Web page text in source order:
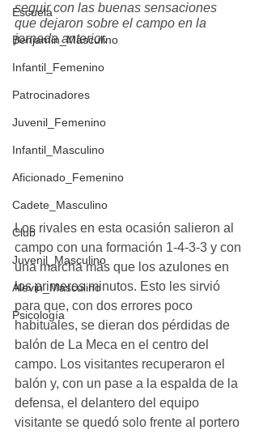
Escuela
Benjamin_Masculino
Infantil_Femenino
Patrocinadores
Juvenil_Femenino
Infantil_Masculino
Aficionado_Femenino
Cadete_Masculino
Club
Juvenil_Masculino
Alevin_Masculino
Psicología
seguir con las buenas sensaciones
que dejaron sobre el campo en la
jornada anterior.
Los rivales en esta ocasión salieron al
campo con una formación 1-4-3-3 y con
una marcha más que los azulones en
los primeros minutos. Esto les sirvió
para que, con dos errores poco
habituales, se dieran dos pérdidas de
balón de La Meca en el centro del
campo. Los visitantes recuperaron el
balón y, con un pase a la espalda de la
defensa, el delantero del equipo
visitante se quedó solo frente al portero